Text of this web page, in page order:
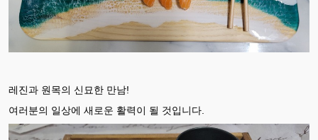
레진과 원목의 신묘한 만남!
여러분의 일상에 새로운 활력이 될 것입니다.